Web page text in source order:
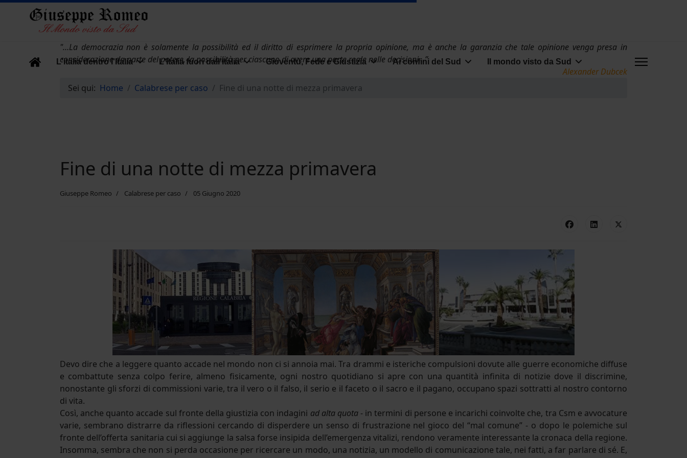
L'italia dentro l'Italia L'Italia fuori dall'Italia Gioventù, Fede e Giustizia Ai confini del Sud Il mondo visto da Sud
"…La democrazia non è solamente la possibilità ed il diritto di esprimere la propria opinione, ma è anche la garanzia che tale opinione venga presa in
considerazione da parte del potere, la possibilità per ciascuno di avere una parte reale nelle decisioni…”
Alexander Dubcek
Sei qui: Home Calabrese per caso Fine di una notte di mezza primavera
Fine di una notte di mezza primavera
Giuseppe Romeo Calabrese per caso 05 Giugno 2020
Devo dire che a leggere quanto accade nel mondo non ci si annoia mai. Tra drammi e isteriche compulsioni dovute alle guerre economiche diffuse
e combattute senza colpo ferire, almeno fisicamente, ogni nostro quotidiano si apre con una quantità infinita di notizie dove il discrimine,
nonostante gli sforzi di commissioni varie, tra il vero o il falso, il serio e il faceto o il sacro e il pagano, occupano spazi sottratti al nostro contorno
di vita.
Così, anche quanto accade sul fronte della giustizia con indagini ad alta quota- in termini di persone e incarichi coinvolte che, tra Csm e avvocature
varie, sembrano distrarre da riflessioni cercando di disperdere un senso di frustrazione nel gioco del “mal comune” - o dopo le polemiche sul
fronte dell’offerta sanitaria cui si aggiunge la salsa forse insipida dell’emergenza vitalizi, rendono veramente interessante la cronaca della regione.
Insomma, sembra che non si perda occasione per ricercare un modo, una notizia, un modello di comunicazione tale, nei fatti, a far parlare di sé. E,